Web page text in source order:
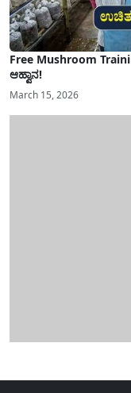
Free Mushroom
ಆಹ್ವಾನ!
March 15, 2026